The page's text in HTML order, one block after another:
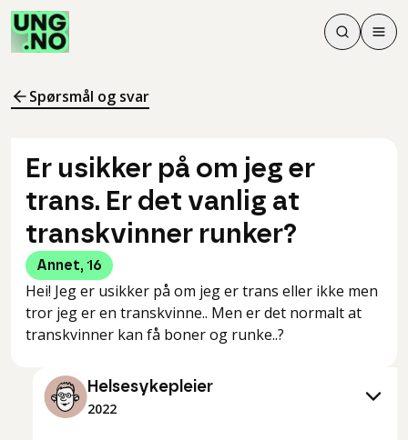
Søk
Søk
Meny
Spørsmål og svar
Er usikker på om jeg er
trans. Er det vanlig at
transkvinner runker?
Annet, 16
Hei! Jeg er usikker på om jeg er trans eller ikke men
tror jeg er en transkvinne.. Men er det normalt at
transkvinner kan få boner og runke..?
Helsesykepleier
2022